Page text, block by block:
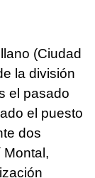
(Ciudad
la división
el pasado
el puesto
dos